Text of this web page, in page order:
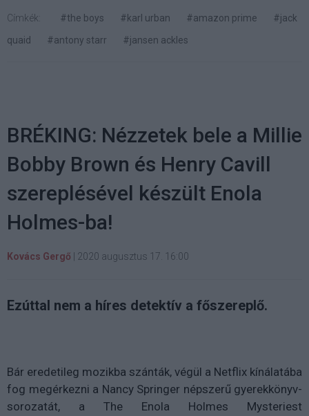
Címkék: #the boys #karl urban #amazon prime
#jack
quaid
#antony starr #jansen ackles
BRÉKING: Nézzetek bele a Millie
Bobby Brown és Henry Cavill
szereplésével készült Enola
Holmes-ba!
Kovács Gergő 2020 augusztus 17. 16:00
Ezúttal nem a híres detektív a főszereplő.
Bár eredetileg mozikba szánták, végül a Netflix kínálatába
fog megérkezni a Nancy Springer népszerű gyerekkönyv-
sorozatát, a The Enola Holmes Mysteriest